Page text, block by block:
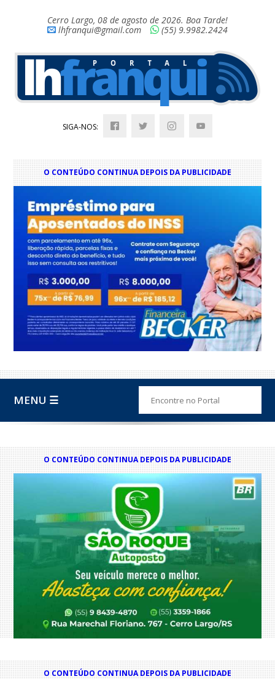
Cerro Largo, 08 de agosto de 2026. Boa Tarde!
lhfranqui@gmail.com
(55) 9.9982.2424
SIGA-NOS:
O CONTEÚDO CONTINUA DEPOIS DA PUBLICIDADE
MENU ☰
O CONTEÚDO CONTINUA DEPOIS DA PUBLICIDADE
O CONTEÚDO CONTINUA DEPOIS DA PUBLICIDADE